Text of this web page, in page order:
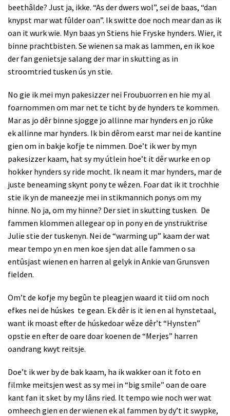
beethâlde? Just ja, ikke. “As der dwers wol”, sei de baas, “dan
knypst mar wat fûlder oan”. Ik switte doe noch mear dan as ik
oan it wurk wie. Myn baas yn Stiens hie Fryske hynders. Wier, it
binne prachtbisten. Se wienen sa mak as lammen, en ik koe
der fan genietsje salang der mar in skutting as in
stroomtried tusken ús yn stie.
No gie ik mei myn pakesizzer nei Froubuorren en hie my al
foarnommen om mar net te ticht by de hynders te kommen.
Mar as jo dêr binne sjogge jo allinne mar hynders en jo rûke
ek allinne mar hynders. Ik bin dêrom earst mar nei de kantine
gien om in bakje kofje te nimmen. Doe’t ik wer by myn
pakesizzer kaam, hat sy my útlein hoe’t it dêr wurke en op
hokker hynders sy ride mocht. Ik neam it mar hynders, mar de
juste beneaming skynt pony te wêzen. Foar dat ik it trochhie
stie ik yn de maneezje mei in stikmannich ponys om my
hinne. No ja, om my hinne? Der siet in skutting tusken. De
fammen klommen allegear op in pony en de ynstruktrise
Julie stie der tuskenyn. Nei de “warming up” kaam der wat
mear tempo yn en men koe sjen dat alle fammen o sa
entûsjast wienen en harren al gelyk in Ankie van Grunsven
fielden.
Om’t de kofje my begûn te pleagjen waard it tiid om noch
efkes nei de húskes te gean. Ek dêr is it ien en al hynstetaal,
want ik moast efter de húskedoar wêze dêr’t “Hynsten”
opstie en efter de oare doar koenen de “Merjes” harren
oandrang kwyt reitsje.
Doe’t ik wer by de bak kaam, ha ik wakker oan it foto en
filmke meitsjen west as sy mei in “big smile” oan de oare
kant fan it sket by my lâns ried. It tempo wie noch wer wat
omheech gien en der wienen ek al fammen by dy’t it swypke,